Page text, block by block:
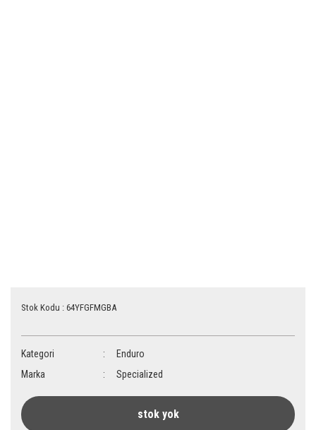
Stok Kodu : 64YFGFMGBA
Kategori
Enduro
Marka
Specialized
stok yok